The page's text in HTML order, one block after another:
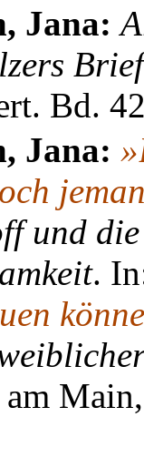
Jana:
. Bd.
Jana:
und
.